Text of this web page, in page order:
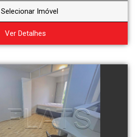
Selecionar Imóvel
Ver Detalhes